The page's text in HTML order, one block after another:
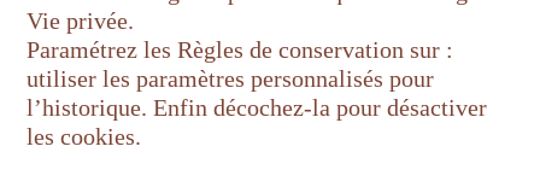
Vie privée.
Paramétrez les Règles de conservation sur :
utiliser les paramètres personnalisés pour
l’historique. Enfin décochez-la pour désactiver
les cookies.